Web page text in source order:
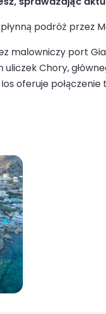
podróż przez
malowniczy port
Chory,
oferuje